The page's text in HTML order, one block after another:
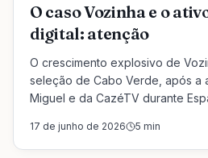
O caso Vozinha e o
digital: atenção
O crescimento explosivo de
seleção de Cabo Verde, após a
Miguel e da CazéTV durante
negócios: no digital, atenção é
posicionamento, presença e
17 de junho de 2026 5 min